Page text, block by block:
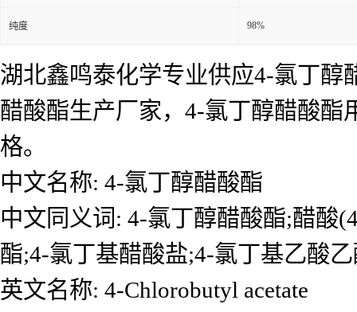
纯度 98%
湖北鑫鸣泰化学专业供应4-氯丁醇
醋酸酯生产厂家，4-氯丁醇醋酸
格。
中文名称: 4-氯丁醇醋酸酯
中文同义词: 4-氯丁醇醋酸酯;醋酸
酯;4-氯丁基醋酸盐;4-氯丁基乙酸
英文名称: 4-Chlorobutyl acetate